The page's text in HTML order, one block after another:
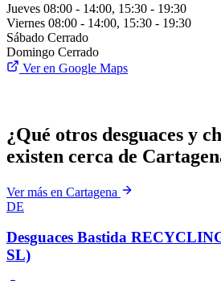
Jueves 08:00 - 14:00, 15:30 - 19:30
Viernes 08:00 - 14:00, 15:30 - 19:30
Sábado Cerrado
Domingo Cerrado
Ver en Google Maps
¿Qué otros desguaces y
existen cerca de
Ver más en Cartagena
DE
Desguaces Bastida
SL)